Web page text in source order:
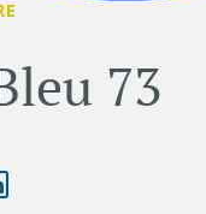
73